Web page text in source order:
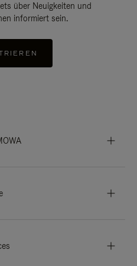
über Neuigkeiten und
informiert sein.